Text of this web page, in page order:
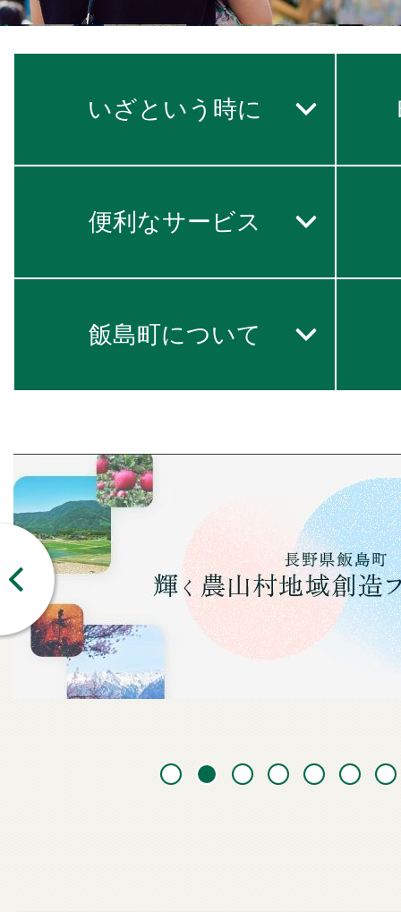
いざという時に
便利なサービス
飯島町について